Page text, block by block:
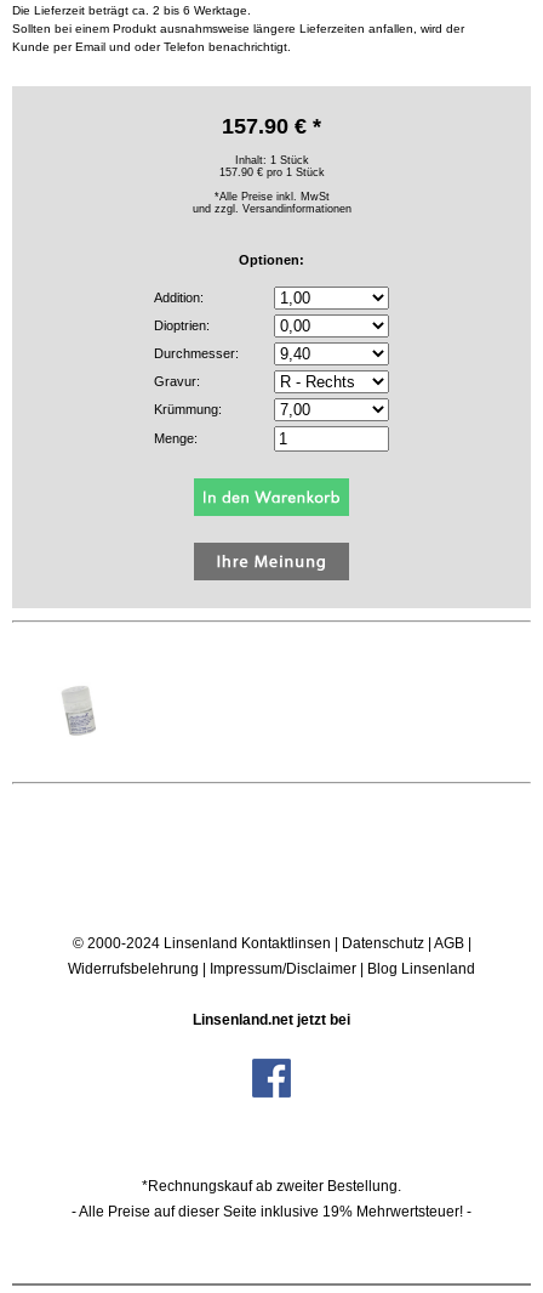
Die Lieferzeit beträgt ca. 2 bis 6 Werktage.
Sollten bei einem Produkt ausnahmsweise längere Lieferzeiten anfallen, wird der
Kunde per Email und oder Telefon benachrichtigt.
157.90 € *
Inhalt: 1 Stück
157.90 € pro 1 Stück
*Alle Preise inkl. MwSt
und zzgl. Versandinformationen
Optionen:
Addition:
Dioptrien:
Durchmesser:
Gravur:
Krümmung:
Menge:
© 2000-2024 Linsenland Kontaktlinsen | Datenschutz| AGB|
Widerrufsbelehrung | Impressum/Disclaimer | Blog Linsenland
Linsenland.net jetzt bei
*Rechnungskauf ab zweiter Bestellung.
- Alle Preise auf dieser Seite inklusive 19% Mehrwertsteuer! -